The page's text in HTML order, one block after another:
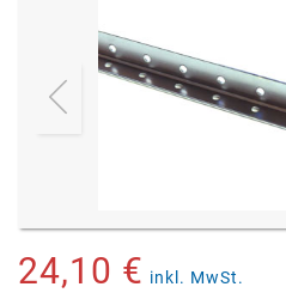
24,10 € inkl. MwSt.